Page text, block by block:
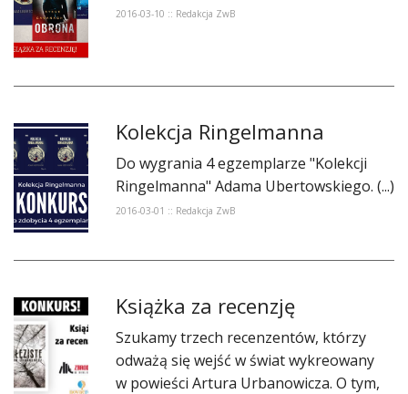
RECENZJE
DO CZYTANIA
NA EKRANIE
KONTAKT
2016-03-10 :: Redakcja ZwB
Kolekcja Ringelmanna
Do wygrania 4 egzemplarze "Kolekcji
Ringelmanna" Adama Ubertowskiego. (...)
2016-03-01 :: Redakcja ZwB
Książka za recenzję
Szukamy trzech recenzentów, którzy
odważą się wejść w świat wykreowany
w powieści Artura Urbanowicza. O tym,